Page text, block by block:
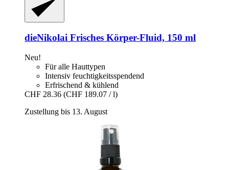
dieNikolai Frisches Körper-​Fluid, 150 ml
Neu!
Für alle Hauttypen
Intensiv feuchtigkeitsspendend
Erfrischend & kühlend
CHF 28.36 (CHF 189.07 / l)
Zustellung bis 13. August